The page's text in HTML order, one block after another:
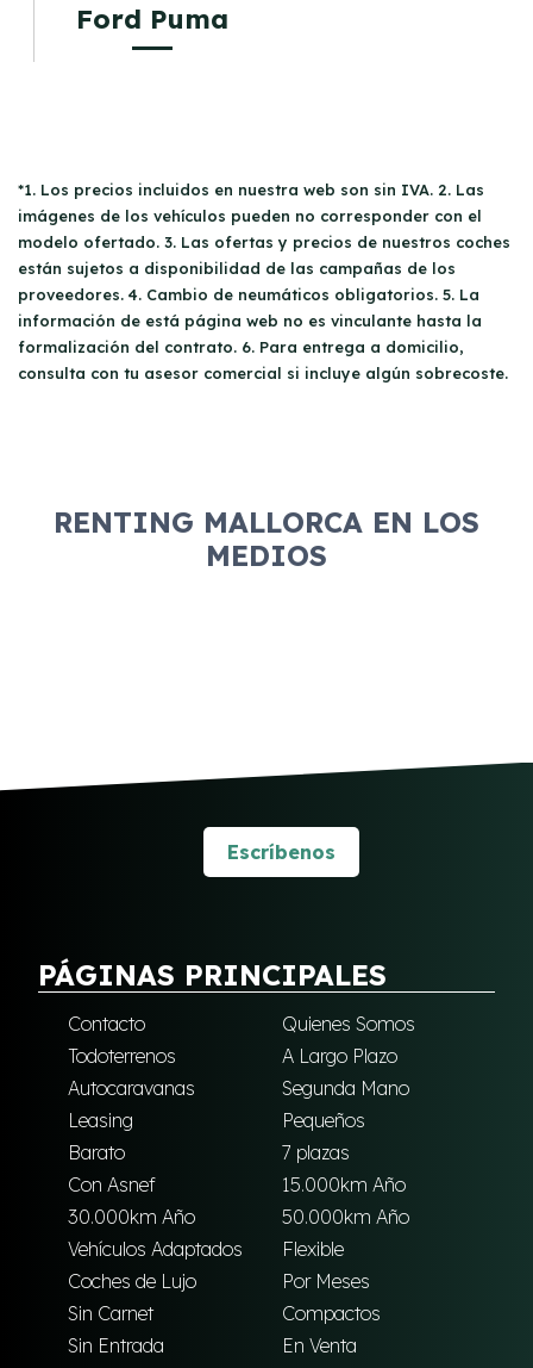
Ford Puma
*1. Los precios incluidos en nuestra web son sin IVA. 2. Las
imágenes de los vehículos pueden no corresponder con el
modelo ofertado. 3. Las ofertas y precios de nuestros coches
están sujetos a disponibilidad de las campañas de los
proveedores. 4. Cambio de neumáticos obligatorios. 5. La
información de está página web no es vinculante hasta la
formalización del contrato. 6. Para entrega a domicilio,
consulta con tu asesor comercial si incluye algún sobrecoste.
RENTING MALLORCA EN LOS
MEDIOS
Escríbenos
PÁGINAS PRINCIPALES
Contacto
Quienes Somos
Todoterrenos
A Largo Plazo
Autocaravanas
Segunda Mano
Leasing
Pequeños
Barato
7 plazas
Con Asnef
15.000km Año
30.000km Año
50.000km Año
Vehículos Adaptados
Flexible
Coches de Lujo
Por Meses
Sin Carnet
Compactos
Sin Entrada
En Venta